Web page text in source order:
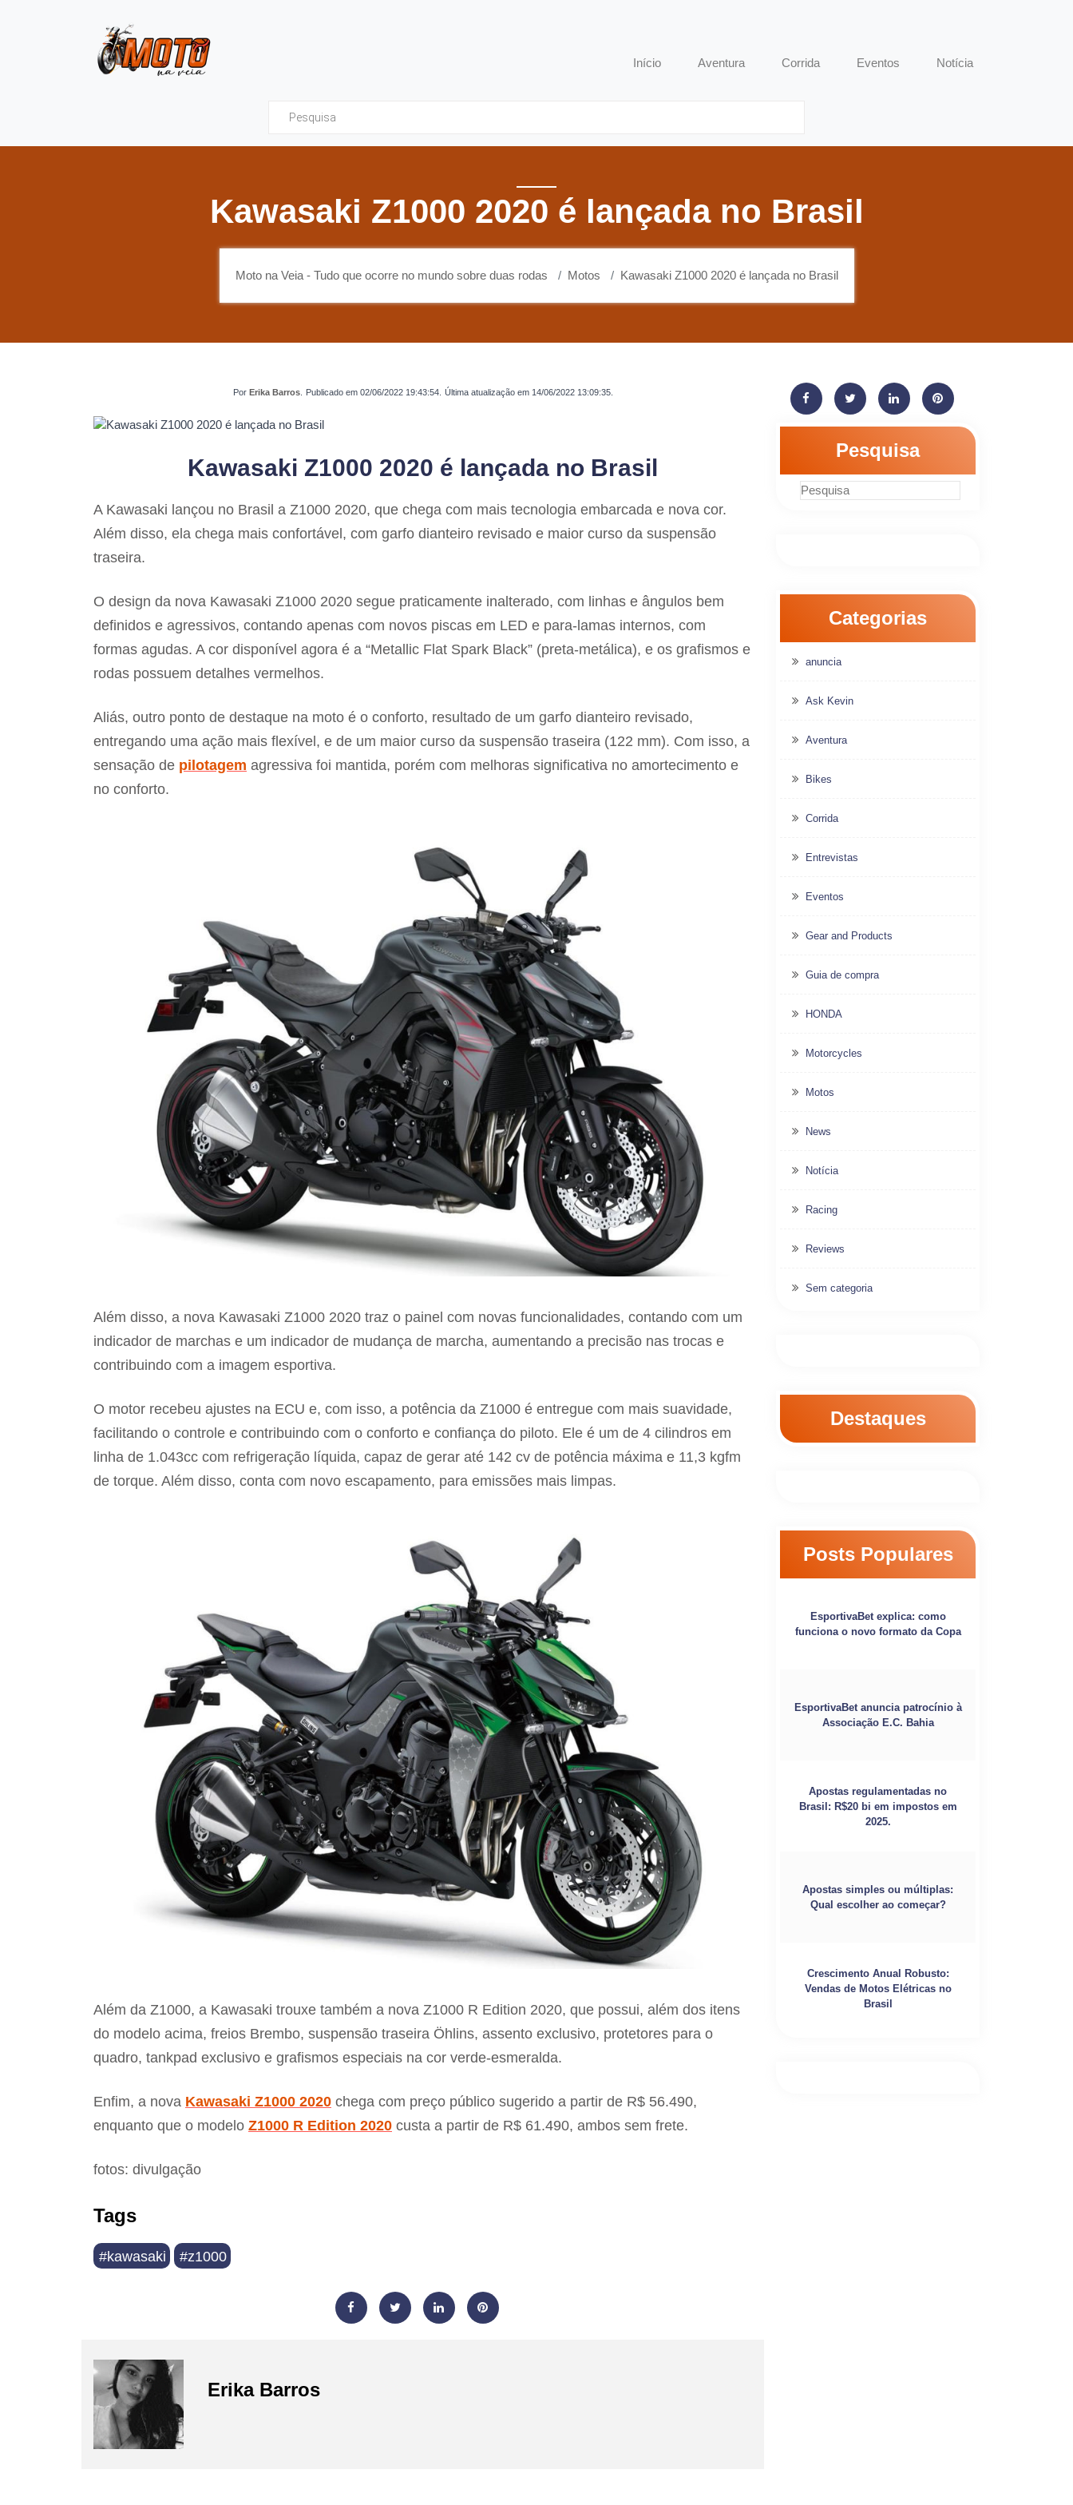
Início Aventura Corrida Eventos Notícia
Kawasaki Z1000 2020 é lançada no Brasil
Moto na Veia - Tudo que ocorre no mundo sobre duas rodas Motos Kawasaki Z1000 2020 é lançada no Brasil
Por Erika Barros. Publicado em 02/06/2022 19:43:54. Última atualização em 14/06/2022 13:09:35.
Kawasaki Z1000 2020 é lançada no Brasil
A Kawasaki lançou no Brasil a Z1000 2020, que chega com mais tecnologia embarcada e nova cor.
Além disso, ela chega mais confortável, com garfo dianteiro revisado e maior curso da suspensão
traseira.
O design da nova Kawasaki Z1000 2020 segue praticamente inalterado, com linhas e ângulos bem
definidos e agressivos, contando apenas com novos piscas em LED e para-lamas internos, com
formas agudas. A cor disponível agora é a “Metallic Flat Spark Black” (preta-metálica), e os grafismos e
rodas possuem detalhes vermelhos.
Aliás, outro ponto de destaque na moto é o conforto, resultado de um garfo dianteiro revisado,
entregando uma ação mais flexível, e de um maior curso da suspensão traseira (122 mm). Com isso, a
sensação de pilotagem agressiva foi mantida, porém com melhoras significativa no amortecimento e
no conforto.
Além disso, a nova Kawasaki Z1000 2020 traz o painel com novas funcionalidades, contando com um
indicador de marchas e um indicador de mudança de marcha, aumentando a precisão nas trocas e
contribuindo com a imagem esportiva.
O motor recebeu ajustes na ECU e, com isso, a potência da Z1000 é entregue com mais suavidade,
facilitando o controle e contribuindo com o conforto e confiança do piloto. Ele é um de 4 cilindros em
linha de 1.043cc com refrigeração líquida, capaz de gerar até 142 cv de potência máxima e 11,3 kgfm
de torque. Além disso, conta com novo escapamento, para emissões mais limpas.
Além da Z1000, a Kawasaki trouxe também a nova Z1000 R Edition 2020, que possui, além dos itens
do modelo acima, freios Brembo, suspensão traseira Öhlins, assento exclusivo, protetores para o
quadro, tankpad exclusivo e grafismos especiais na cor verde-esmeralda.
Enfim, a nova Kawasaki Z1000 2020 chega com preço público sugerido a partir de R$ 56.490,
enquanto que o modelo Z1000 R Edition 2020 custa a partir de R$ 61.490, ambos sem frete.
fotos: divulgação
Tags
#kawasaki #z1000
Erika Barros
Pesquisa
Categorias
anuncia
Ask Kevin
Aventura
Bikes
Corrida
Entrevistas
Eventos
Gear and Products
Guia de compra
HONDA
Motorcycles
Motos
News
Notícia
Racing
Reviews
Sem categoria
Destaques
Posts Populares
EsportivaBet explica: como
funciona o novo formato da Copa
EsportivaBet anuncia patrocínio à
Associação E.C. Bahia
Apostas regulamentadas no
Brasil: R$20 bi em impostos em
2025.
Apostas simples ou múltiplas:
Qual escolher ao começar?
Crescimento Anual Robusto:
Vendas de Motos Elétricas no
Brasil